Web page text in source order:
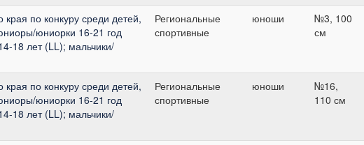
края по конкуру среди детей,
юниорки 16-21 год
18 лет (LL); мальчики/
Региональные
спортивные
юноши
№3, 100
см
края по конкуру среди детей,
юниорки 16-21 год
18 лет (LL); мальчики/
Региональные
спортивные
юноши
№16,
110 см